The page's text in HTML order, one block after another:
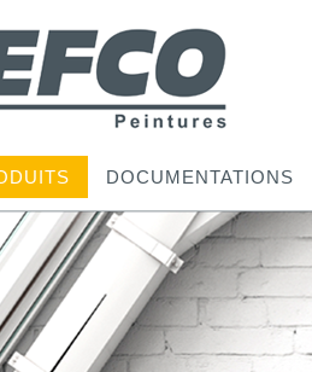
DOCUMENTATIONS